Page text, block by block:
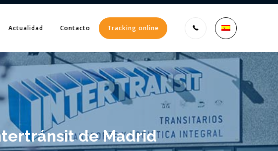
Enter tracking ID
Actualidad Contacto Tracking online
de Madrid